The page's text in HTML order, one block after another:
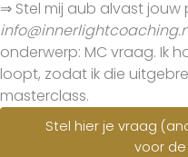
⇒ Stel mij aub alvast jouw
onderwerp: MC vraag. Ik
loopt, zodat ik die
masterclass.
Stel hier je vraag
voor